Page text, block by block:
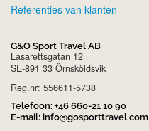
Referenties van klanten
G&O Sport Travel AB
Lasarettsgatan 12
SE-891 33 Örnsköldsvik
Reg.nr: 556611-5738
Telefoon: +46 660-21 10 90
E-mail: info@gosporttravel.com